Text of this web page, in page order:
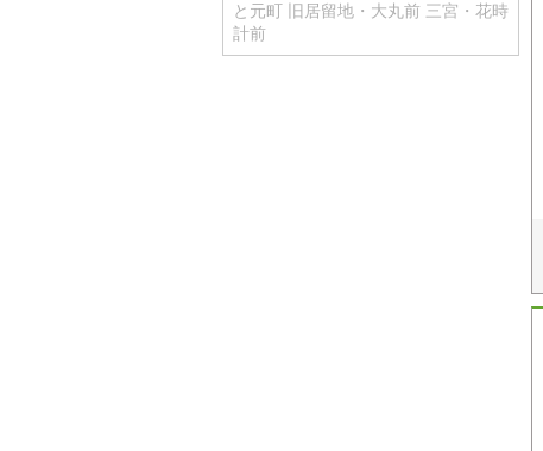
と元町
旧居留地・大丸前 三宮・花時
計前